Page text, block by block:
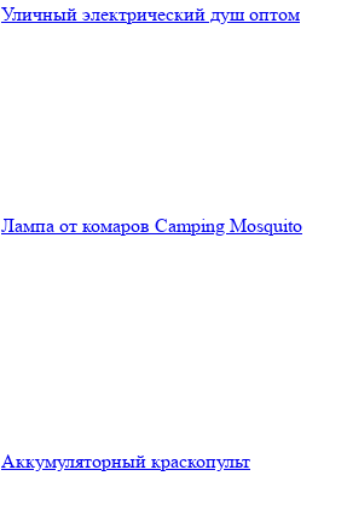
Уличный электрический душ оптом
Лампа от комаров Camping Mosquito
Аккумуляторный краскопульт